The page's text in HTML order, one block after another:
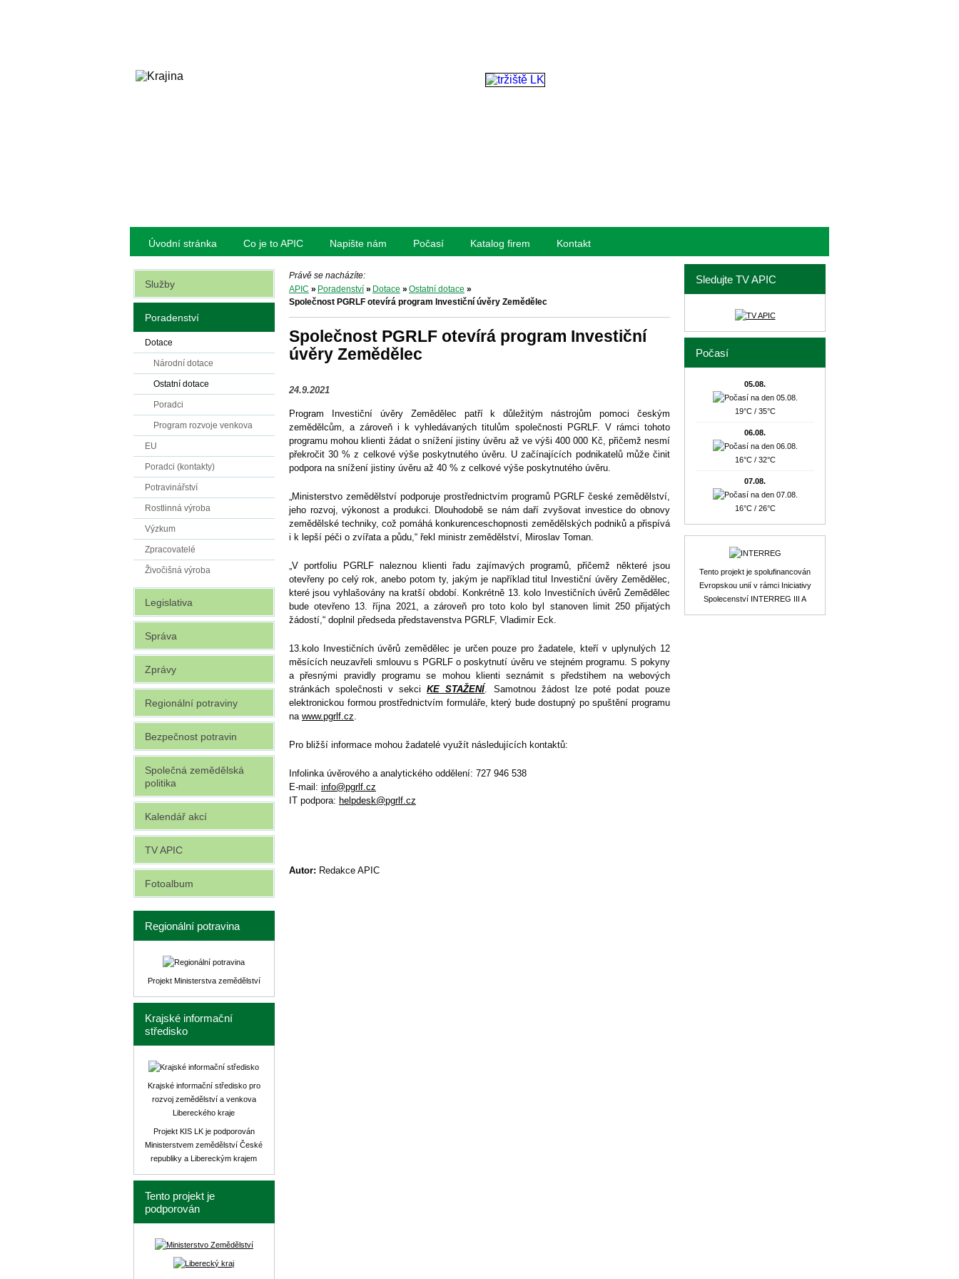
Úvodní stránka Co je to APIC Napište nám Počasí Katalog firem Kontakt
Právě se nacházíte:
APIC » Poradenství» Dotace » Ostatní dotace »
Společnost PGRLF otevírá program Investiční úvěry Zemědělec
Společnost PGRLF otevírá program Investiční
úvěry Zemědělec
24.9.2021
Program Investiční úvěry Zemědělec patří k důležitým nástrojům pomoci českým
zemědělcům, a zároveň i k vyhledávaných titulům společnosti PGRLF. V rámci tohoto
programu mohou klienti žádat o snížení jistiny úvěru až ve výši 400 000 Kč, přičemž nesmí
překročit 30 % z celkové výše poskytnutého úvěru. U začínajících podnikatelů může činit
podpora na snížení jistiny úvěru až 40 % z celkové výše poskytnutého úvěru.
„Ministerstvo zemědělství podporuje prostřednictvím programů PGRLF české zemědělství,
jeho rozvoj, výkonost a produkci. Dlouhodobě se nám daří zvyšovat investice do obnovy
zemědělské techniky, což pomáhá konkurenceschopnosti zemědělských podniků a přispívá
i k lepší péči o zvířata a půdu,“ řekl ministr zemědělství, Miroslav Toman.
„V portfoliu PGRLF naleznou klienti řadu zajímavých programů, přičemž některé jsou
otevřeny po celý rok, anebo potom ty, jakým je například titul Investiční úvěry Zemědělec,
které jsou vyhlašovány na kratší období. Konkrétně 13. kolo Investičních úvěrů Zemědělec
bude otevřeno 13. října 2021, a zároveň pro toto kolo byl stanoven limit 250 přijatých
žádostí,“ doplnil předseda představenstva PGRLF, Vladimír Eck.
13.kolo Investičních úvěrů zemědělec je určen pouze pro žadatele, kteří v uplynulých 12
měsících neuzavřeli smlouvu s PGRLF o poskytnutí úvěru ve stejném programu. S pokyny
a přesnými pravidly programu se mohou klienti seznámit s předstihem na webových
stránkách společnosti v sekciKE STAŽENÍ. Samotnou žádost lze poté podat pouze
elektronickou formou prostřednictvím formuláře, který bude dostupný po spuštění programu
na www.pgrlf.cz.
Pro bližší informace mohou žadatelé využít následujících kontaktů:
Infolinka úvěrového a analytického oddělení: 727 946 538
E-mail: info@pgrlf.cz
IT podpora: helpdesk@pgrlf.cz
Autor: Redakce APIC
Služby
Poradenství
Dotace
Národní dotace
Ostatní dotace
Poradci
Program rozvoje venkova
EU
Poradci (kontakty)
Potravinářství
Rostlinná výroba
Výzkum
Zpracovatelé
Živočišná výroba
Legislativa
Správa
Zprávy
Regionální potraviny
Bezpečnost potravin
Společná zemědělská
politika
Kalendář akcí
TV APIC
Fotoalbum
Regionální potravina
Projekt Ministerstva zemědělství
Krajské informační
středisko
Krajské informační středisko pro
rozvoj zemědělství a venkova
Libereckého kraje
Projekt KIS LK je podporován
Ministerstvem zemědělství České
republiky a Libereckým krajem
Tento projekt je
podporován
Sledujte TV APIC
Počasí
05.08.
19°C / 35°C
06.08.
16°C / 32°C
07.08.
16°C / 26°C
Tento projekt je spolufinancován
Evropskou unií v rámci Iniciativy
Spolecenství INTERREG III A